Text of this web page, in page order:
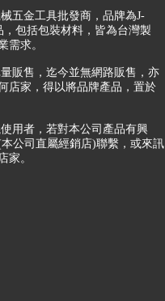
五金工具批發商，品牌為J-
包括包裝材料，皆為台灣製
需求。
售，迄今並無網路販售，亦
店家，得以將品牌產品，置於
者，若對本公司產品有興
公司直屬經銷店)聯繫，或來訊
之店家。